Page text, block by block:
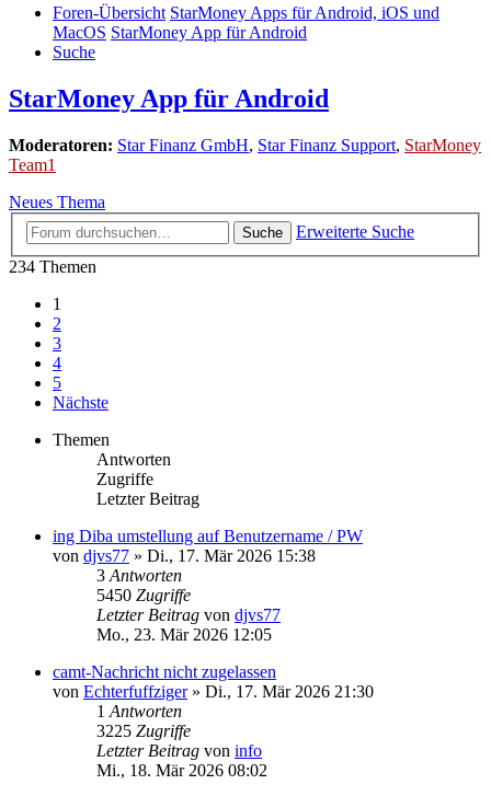
Foren-Übersicht StarMoney Apps für Android, iOS und
MacOS StarMoney App für Android
Suche
StarMoney App für Android
Moderatoren: Star Finanz GmbH, Star Finanz Support, StarMoney
Team1
Neues Thema
Suche
Erweiterte Suche
234 Themen
1
2
3
4
5
Nächste
Themen
Antworten
Zugriffe
Letzter Beitrag
ing Diba umstellung auf Benutzername / PW
von djvs77 » Di., 17. Mär 2026 15:38
3 Antworten
5450 Zugriffe
Letzter Beitrag von djvs77
Mo., 23. Mär 2026 12:05
camt-Nachricht nicht zugelassen
von Echterfuffziger» Di., 17. Mär 2026 21:30
1 Antworten
3225 Zugriffe
Letzter Beitrag von info
Mi., 18. Mär 2026 08:02